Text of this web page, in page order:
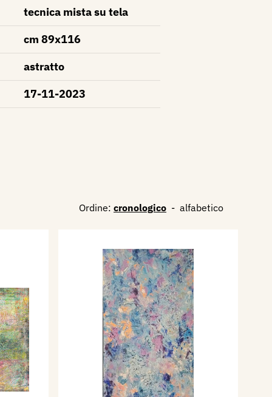
tecnica mista su tela
cm 89x116
astratto
17-11-2023
Ordine: cronologico - alfabetico